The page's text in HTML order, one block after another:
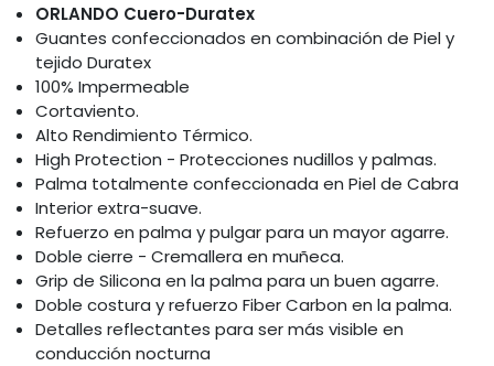
ORLANDO Cuero-Duratex
Guantes confeccionados en combinación de Piel y
tejido Duratex
100% Impermeable
Cortaviento.
Alto Rendimiento Térmico.
High Protection - Protecciones nudillos y palmas.
Palma totalmente confeccionada en Piel de Cabra
Interior extra-suave.
Refuerzo en palma y pulgar para un mayor agarre.
Doble cierre - Cremallera en muñeca.
Grip de Silicona en la palma para un buen agarre.
Doble costura y refuerzo Fiber Carbon en la palma.
Detalles reflectantes para ser más visible en
conducción nocturna